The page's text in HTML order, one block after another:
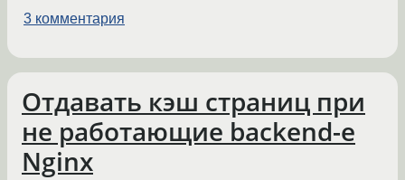
3 комментария
Отдавать кэш страниц при
не работающие backend-е
Nginx